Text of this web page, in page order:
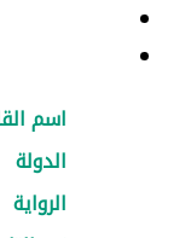
اسم
الدولة
الرواية